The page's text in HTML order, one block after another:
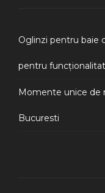
Oglinzi pentru baie
pentru
Momente unice de
Bucuresti